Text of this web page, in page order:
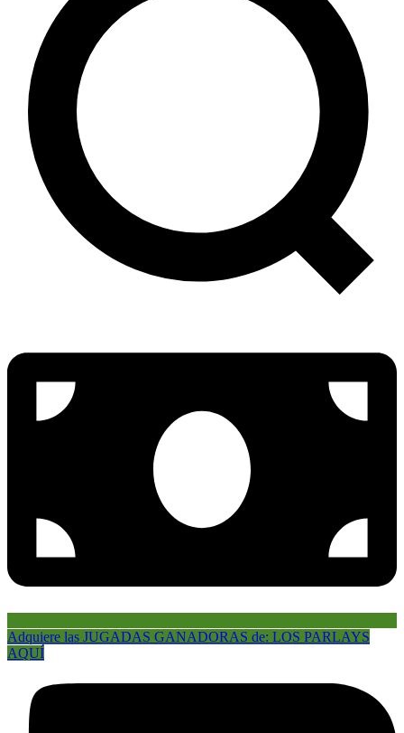
Adquiere las JUGADAS GANADORAS de: LOS PARLAYS
AQUÍ